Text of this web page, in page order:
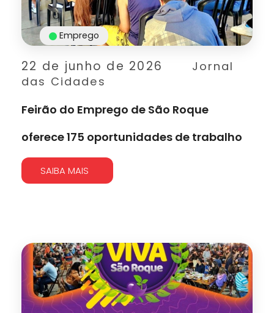
22 de junho de 2026
Jornal
das Cidades
Emprego
Feirão do Emprego de São Roque
oferece 175 oportunidades de trabalho
SAIBA MAIS